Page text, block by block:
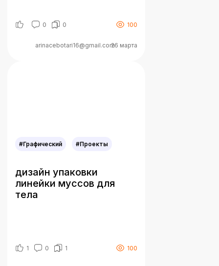
0 0 100
arinacebotari16@gmail.com26 марта
#Графический #Проекты
дизайн упаковки
линейки муссов для
тела
1 0 1 100